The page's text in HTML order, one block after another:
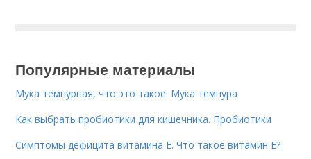
Популярные материалы
Мука темпурная, что это такое. Мука темпура
Как выбрать пробиотики для кишечника. Пробиотики
Симптомы дефицита витамина E. Что такое витамин Е?